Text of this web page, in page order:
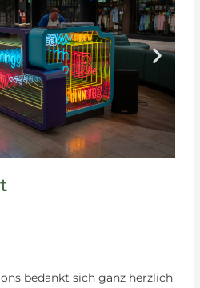
bedankt sich ganz herzlich